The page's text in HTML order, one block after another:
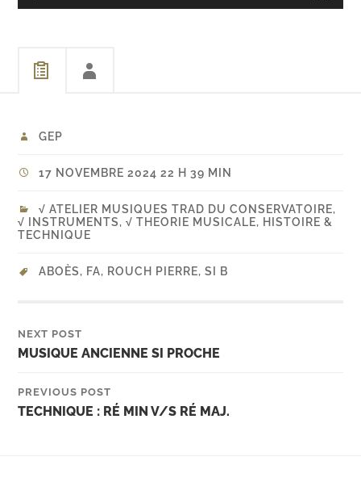
GEP
17 NOVEMBRE 2024 22 H 39 MIN
√ ATELIER MUSIQUES TRAD DU CONSERVATOIRE,
√ INSTRUMENTS,√ THEORIE MUSICALE, HISTOIRE &
TECHNIQUE
ABOÈS, FA, ROUCH PIERRE,SI B
NEXT POST
MUSIQUE ANCIENNE SI PROCHE
PREVIOUS POST
TECHNIQUE : RÉ MIN V/S RÉ MAJ.